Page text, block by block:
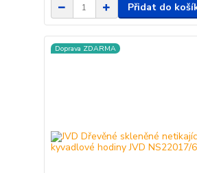
Přidat do
Doprava ZDARMA